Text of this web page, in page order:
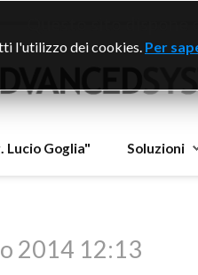
Lucio Goglia" Soluzioni
2014 12:13
l'utilizzo dei cookies. Per